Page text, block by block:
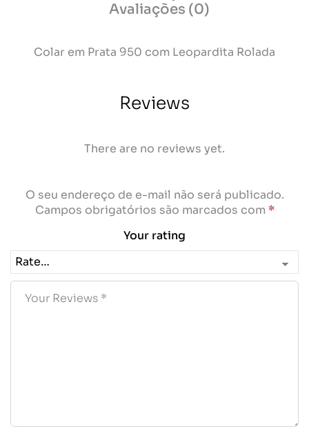
Avaliações (0)
Colar em Prata 950 com Leopardita Rolada
Reviews
There are no reviews yet.
O seu endereço de e-mail não será publicado.
Campos obrigatórios são marcados com *
Your rating